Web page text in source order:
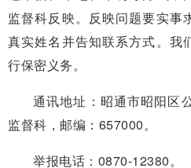
监督科反映。反映问题要实事
真实姓名并告知联系方式。我
行保密义务。
通讯地址：昭通市昭阳区
监督科，邮编：657000。
举报电话：0870-12380。